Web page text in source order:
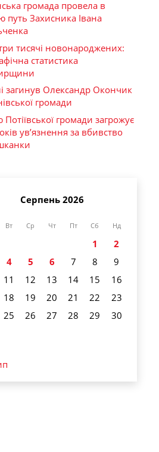
громада провела в
путь Захисника Івана
тисячі новонароджених:
статистика
загинув Олександр Окончик
громади
громади загрожує
ув’язнення за вбивство
Серпень 2026
Вт Ср Чт Пт Сб Нд
1
2
4 5 6 7 8
9
11 12 13 14 15
16
18 19 20 21 22
23
25 26 27 28 29
30